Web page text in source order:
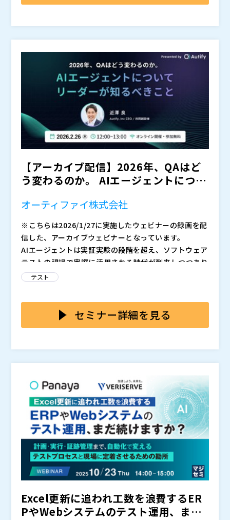
という構造課題を整理します。
・なぜ過剰テストと品質不安が同時に発生するのか
・なぜ自動化が進まないのか
といった論点を、SAPユーザー企業の実態を踏まえて
解説します。
また後半では、AIを活用したテスト自動化によって、
という観点から、現実的な改善アプローチを紹介しま
す。
単なるツール紹介ではなく、
・ベンダー依存からどう脱却するか ・エンドユー
ザー主導でどう進めるか ・実運用へどう適用してい
くか
・SAP ECC6.0からS/4HANA移行を進めたいが、テスト
費用や工数負担が大きく判断が止まっている ・S/4HAN
A移行後の運用・バージョンアップ対応に不安を感じて
いる ・SAP運用におけるテスト費用・ランニングコス
トを見直したい ・ベンダー任せの運用から脱却し、自
社で品質やテスト範囲を把握したい ・AIを活用したテ
スト自動化に関心はあるが、「本当に現場で回せるの
SAP運用におけるテストの問題は、単なる工数削減の
話ではありません。
重要なのは、
本セミナーでは、295社調査から見えたSAPユーザー
まうのか、その結果としてなぜコスト増と品質不安が解
消されないのかを整理します。
そのうえで、“必要性は分かっているが動けない状
マジセミ株式会社（
※共催、協賛、協力、講演企業は将来的に追加、削除さ
れる可能性があります。
注の機会損失につながっているのが実情です。
度がばらつく、手動テスト資産を再利用できない、とい
った課題も重なります。その結果、「自動化したいが提
案できない」「結果として手動テストに留まる」という
構造が常態化しています。
更時にテストを自動で適応・修復する自立型の自己修復
機能などにより、従来大きな負担となっていたスクリプ
ト作成・保守工数を大幅に削減します。 これによ
り、自動化の立ち上げを短期間で実現し、見積の現実性
を高めることで、顧客に提案しやすい形へと転換しま
す。さらに、実際のプロジェクトにおける活用シナリオ
やデモを通じて、短期間で高付加価値なテストサービス
を提供し、案件拡大につなげるための具体的な進め方を
解説します。
得られない方 ・スクリプト作成・保守負荷が高く、自
動化が定着していない方 ・手動テスト資産を活かした
効率的な自動化手法を探している方 ・回帰テストの負
荷が高く、案件拡大や品質向上に課題を感じている方
・テスト自動化を差別化サービスとして確立したいSIer
Panaya Japan（）
株式会社オープンソース活用研究所（）
マジセミ株式会社（）
※共催、協賛、協力、講演企業は将来的に追加、削除さ
れる可能性があります。
【アーカイブ配信】2026年、QAはど
う変わるのか。 AIエージェントについ
オーティファイ株式会社
※こちらは2026/1/27に実施したウェビナーの録画を配
信した、アーカイブウェビナーとなっています。
AIエージェントは実証実験の段階を超え、ソフトウェア
テストの現場で実際に活用される時代が到来しつつあり
ます。本セミナーでは、2026年のQA（品質保証）のあ
か、そして安全かつ再現性のあるパイロット実施のため
の組織的な枠組みづくりのポイントなど、実用的な視点
さらに、オーティファイが現在開発中の最新のAIテスト
ついての短い実演デモも紹介します。 2026年にテスト
自動化を本格的に導入検討したいという方には必見のセ
実際にできること・できないことを整理し、過度な期待
大きく削減できる領域と、人間の判断・知見が引き続き
価値を持つ領域について、ポイントを明確にお伝えしま
す。テスト領域における適切なスコープ設定、成功指
標（KPI）の置き方、将来的な展開を見据えた短期間・
小規模検証の進め方などをご紹介します。
オーティファイ株式会社（）
株式会社オープンソース活用研究所（）
マジセミ株式会社（）
※共催、協賛、協力、講演企業は将来的に追加、削除さ
れる可能性があります。
テスト
セミナー詳細を見る
Excel更新に追われ工数を浪費するER
PやWebシステムのテスト運用、まだ